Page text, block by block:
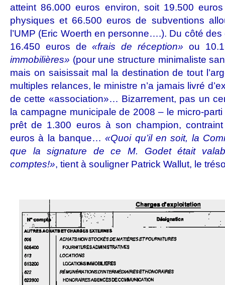
atteint 86.000 euros environ, soit 19.500
physiques et 66.500 euros de subventions
l’UMP (Eric Woerth en personne….). Du côté
16.450 euros de«frais de réception» ou
immobilières» (pour une structure minimaliste
mais on saisissait mal la destination de tout
multiples relances, le ministre n’a jamais livré
de cette «association»… Bizarrement, pas un
la campagne municipale de 2008 – le micro-parti
prêt de 1.300 euros à son champion, contraint
euros à la banque…«Quoi qu’il en soit, la
que la signature de ce M. Godet était
comptes!», tient à souligner Patrick Wallut, le